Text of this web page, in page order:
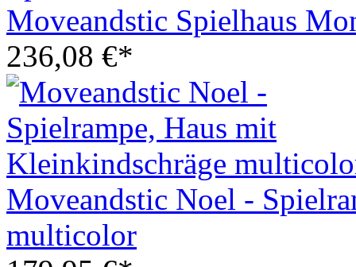
Moveandstic Spielhaus
236,08 €*
Moveandstic Noel -
multicolor